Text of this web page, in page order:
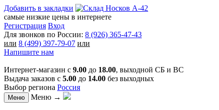
Добавить в закладки
самые низкие цены в интернете
Регистрация Вход
Для звонков по России: 8 (926) 365-47-43
или 8 (499) 397-79-07 или
Напишите нам
Интернет-магазин с 9.00 до 18.00, выходной СБ и ВС
Выдача заказов с 5.00 до 14.00 без выходных
Выбор региона Россия
Меню Меню →